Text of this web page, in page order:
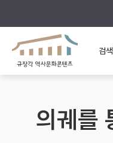
규장각의 어제와 오늘
규장각 소개영상
의궤를